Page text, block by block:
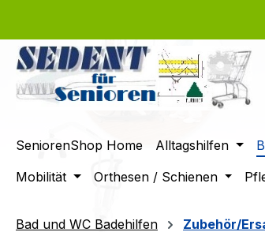
SeniorenShop Home Alltagshilfen
Mobilität
Orthesen / Schienen
Bad und WC Badehilfen Zubehör/